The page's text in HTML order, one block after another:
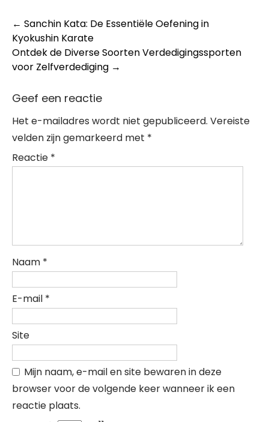
Post
navigation
← Sanchin Kata: De Essentiële Oefening in
Kyokushin Karate
Ontdek de Diverse Soorten Verdedigingssporten
voor Zelfverdediging →
Geef een reactie
Het e-mailadres wordt niet gepubliceerd. Vereiste
velden zijn gemarkeerd met *
Reactie *
Naam *
E-mail *
Site
Mijn naam, e-mail en site bewaren in deze
browser voor de volgende keer wanneer ik een
reactie plaats.